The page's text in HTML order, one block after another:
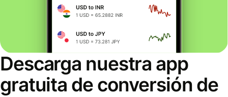
Descarga nuestra app
gratuita de conversión de